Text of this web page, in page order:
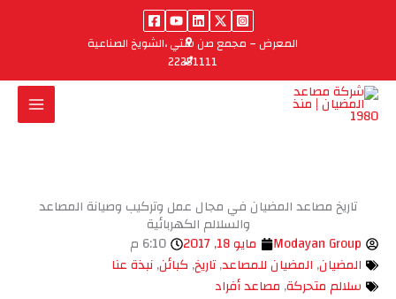
المعرض – مجمع صن ستي ،الشويخ الصناعية
22251111
تاريخ مصاعد المضيان في مجال عمل وتركيب وصيانة المصاعد
والسلالم الكهربائية
Modayan Group
مايو 18, 2017
6:10 م
المضيان, المضيان للمصاعد,تاريخ, كبائن,نبذة عنا
سلالم متحركة, مصاعد أفراد